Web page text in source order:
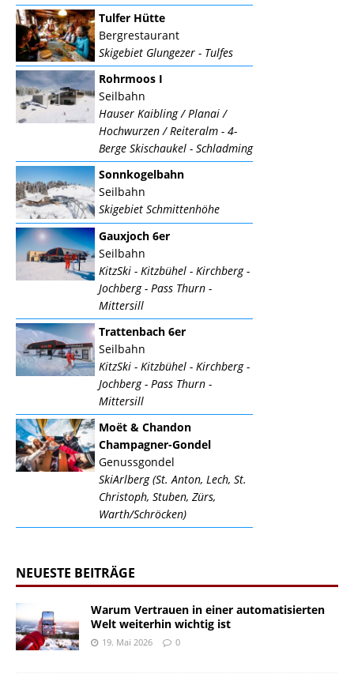
Tulfer Hütte
Bergrestaurant
Skigebiet Glungezer - Tulfes
Rohrmoos I
Seilbahn
Hauser Kaibling / Planai /
Hochwurzen / Reiteralm - 4-
Berge Skischaukel - Schladming
Sonnkogelbahn
Seilbahn
Skigebiet Schmittenhöhe
Gauxjoch 6er
Seilbahn
KitzSki - Kitzbühel - Kirchberg -
Jochberg - Pass Thurn -
Mittersill
Trattenbach 6er
Seilbahn
KitzSki - Kitzbühel - Kirchberg -
Jochberg - Pass Thurn -
Mittersill
Moët & Chandon
Champagner-Gondel
Genussgondel
SkiArlberg (St. Anton, Lech, St.
Christoph, Stuben, Zürs,
Warth/Schröcken)
NEUESTE BEITRÄGE
Warum Vertrauen in einer automatisierten
Welt weiterhin wichtig ist
19. Mai 2026 0